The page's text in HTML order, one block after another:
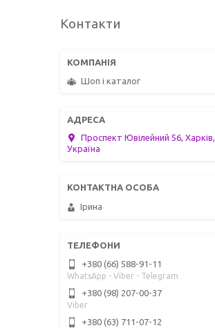
Контакти
Шоп і каталог
Проспект Ювілейний 56, Харків,
Україна
Ірина
+380 (66) 588-91-11
WhatsApp - Viber - Telegram
+380 (98) 207-00-37
Viber
+380 (63) 711-07-12